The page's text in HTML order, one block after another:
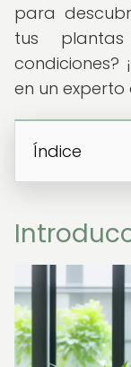
para
tus
condiciones?
en un
Índice